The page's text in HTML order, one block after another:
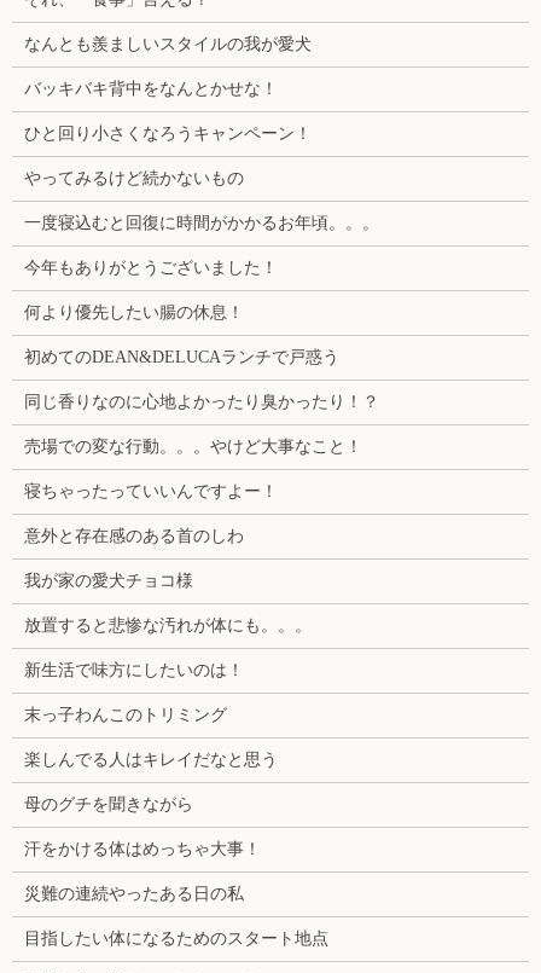
なんとも羨ましいスタイルの我が愛犬
バッキバキ背中をなんとかせな！
ひと回り小さくなろうキャンペーン！
やってみるけど続かないもの
一度寝込むと回復に時間がかかるお年頃。。。
今年もありがとうございました！
何より優先したい腸の休息！
初めてのDEAN&DELUCAランチで戸惑う
同じ香りなのに心地よかったり臭かったり！？
売場での変な行動。。。やけど大事なこと！
寝ちゃったっていいんですよー！
意外と存在感のある首のしわ
我が家の愛犬チョコ様
放置すると悲惨な汚れが体にも。。。
新生活で味方にしたいのは！
末っ子わんこのトリミング
楽しんでる人はキレイだなと思う
母のグチを聞きながら
汗をかける体はめっちゃ大事！
災難の連続やったある日の私
目指したい体になるためのスタート地点